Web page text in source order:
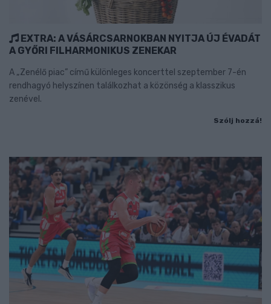
EXTRA: A VÁSÁRCSARNOKBAN NYITJA ÚJ ÉVADÁT
A GYŐRI FILHARMONIKUS ZENEKAR
A „Zenélő piac” című különleges koncerttel szeptember 7-én
rendhagyó helyszínen találkozhat a közönség a klasszikus
zenével.
Szólj hozzá!